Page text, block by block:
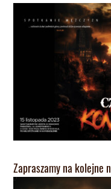
Zapraszamy na kolejne